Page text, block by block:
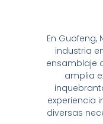
En Guofeng,
industria
ensamblaje
amplia
experiencia
diversas